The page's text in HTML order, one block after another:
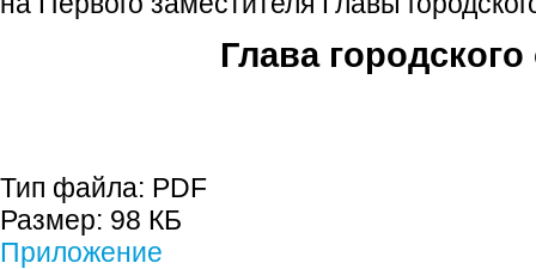
Глава городского
Тип файла: PDF
Размер: 98 КБ
Приложение